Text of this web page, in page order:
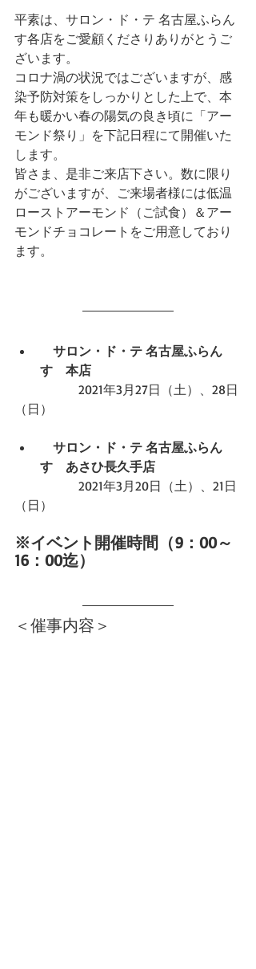
平素は、サロン・ド・テ 名古屋ふらん
す各店をご愛顧くださりありがとうご
ざいます。
コロナ渦の状況ではございますが、感
染予防対策をしっかりとした上で、本
年も暖かい春の陽気の良き頃に「アー
モンド祭り」を下記日程にて開催いた
します。
皆さま、是非ご来店下さい。数に限り
がございますが、ご来場者様には低温
ローストアーモンド（ご試食）＆アー
モンドチョコレートをご用意しており
ます。
サロン・ド・テ 名古屋ふらん
す　本店
2021年3月27日（土）、28日
（日）
サロン・ド・テ 名古屋ふらん
す　あさひ長久手店
2021年3月20日（土）、21日
（日）
※イベント開催時間（9：00～
16：00迄）
＜催事内容＞